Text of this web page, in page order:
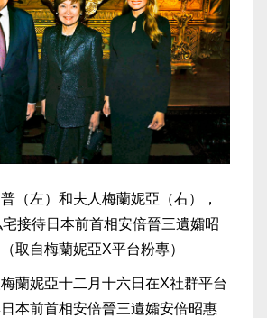
（左）和夫人梅蘭妮亞（右），
接待日本前首相安倍晉三遺孀昭
取自梅蘭妮亞X平台粉專）
蘭妮亞十二月十六日在X社群平台
本前首相安倍晉三遺孀安倍昭惠